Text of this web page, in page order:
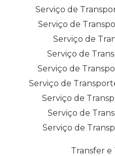
Serviço de
Serviço de
Serviço de
Serviço de
Serviço de
Serviço de
Serviço de
Serviço de
Serviço de
Transfer e